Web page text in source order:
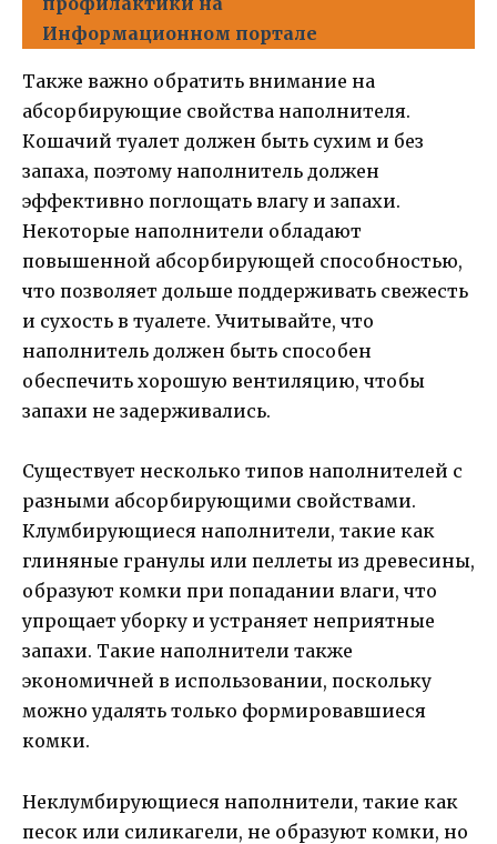
Информационном портале
Также важно обратить внимание на
абсорбирующие свойства наполнителя.
Кошачий туалет должен быть сухим и без
запаха, поэтому наполнитель должен
эффективно поглощать влагу и запахи.
Некоторые наполнители обладают
повышенной абсорбирующей способностью,
что позволяет дольше поддерживать свежесть
и сухость в туалете. Учитывайте, что
наполнитель должен быть способен
обеспечить хорошую вентиляцию, чтобы
запахи не задерживались.
Существует несколько типов наполнителей с
разными абсорбирующими свойствами.
Клумбирующиеся наполнители, такие как
глиняные гранулы или пеллеты из древесины,
образуют комки при попадании влаги, что
упрощает уборку и устраняет неприятные
запахи. Такие наполнители также
экономичней в использовании, поскольку
можно удалять только формировавшиеся
комки.
Неклумбирующиеся наполнители, такие как
песок или силикагели, не образуют комки, но